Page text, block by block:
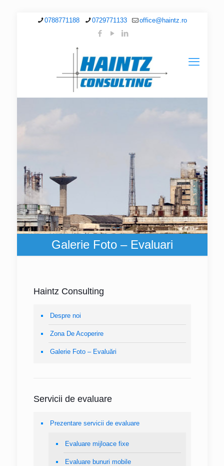
0788771188 0729771133 office@haintz.ro
Galerie Foto – Evaluari
Haintz Consulting
Despre noi
Zona De Acoperire
Galerie Foto – Evaluări
Servicii de evaluare
Prezentare servicii de evaluare
Evaluare mijloace fixe
Evaluare bunuri mobile